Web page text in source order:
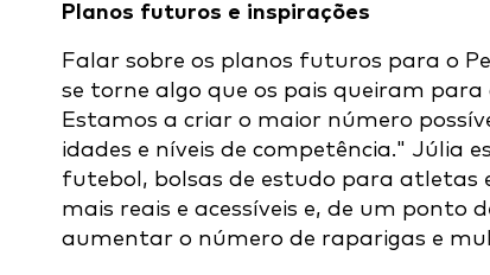
Planos futuros e inspirações
Falar sobre os planos futuros para o
se torne algo que os pais queiram para
Estamos a criar o maior número
idades e níveis de competência." Júlia
futebol, bolsas de estudo para atletas
mais reais e acessíveis e, de um ponto
aumentar o número de raparigas e